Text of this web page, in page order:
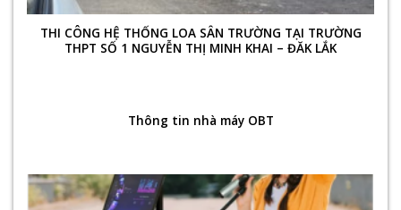
THI CÔNG HỆ THỐNG LOA SÂN TRƯỜNG TẠI TRƯỜNG
THPT SỐ 1 NGUYỄN THỊ MINH KHAI – ĐĂK LẮK
Thông tin nhà máy OBT